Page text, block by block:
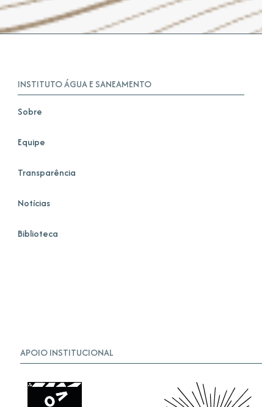
INSTITUTO ÁGUA E SANEAMENTO
Sobre
Equipe
Transparência
Notícias
Biblioteca
APOIO INSTITUCIONAL